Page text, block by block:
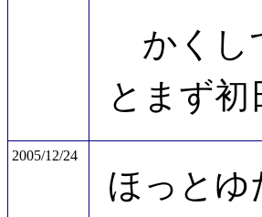
かくし
とまず
2005/12/24
ほっとゆ